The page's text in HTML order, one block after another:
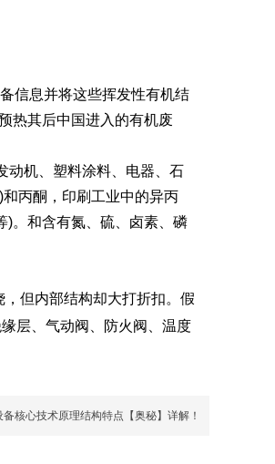
信息并将这些挥发性有机结
热其后中国进入的有机废
机、塑料涂料、电器、石
丙酮，印刷工业中的异丙
)。和含有氮、硫、卤素、磷
但内部结构却大打折扣。假
层、气动阀、防火阀、温度
核心技术原理结构特点【奥秘】详解！